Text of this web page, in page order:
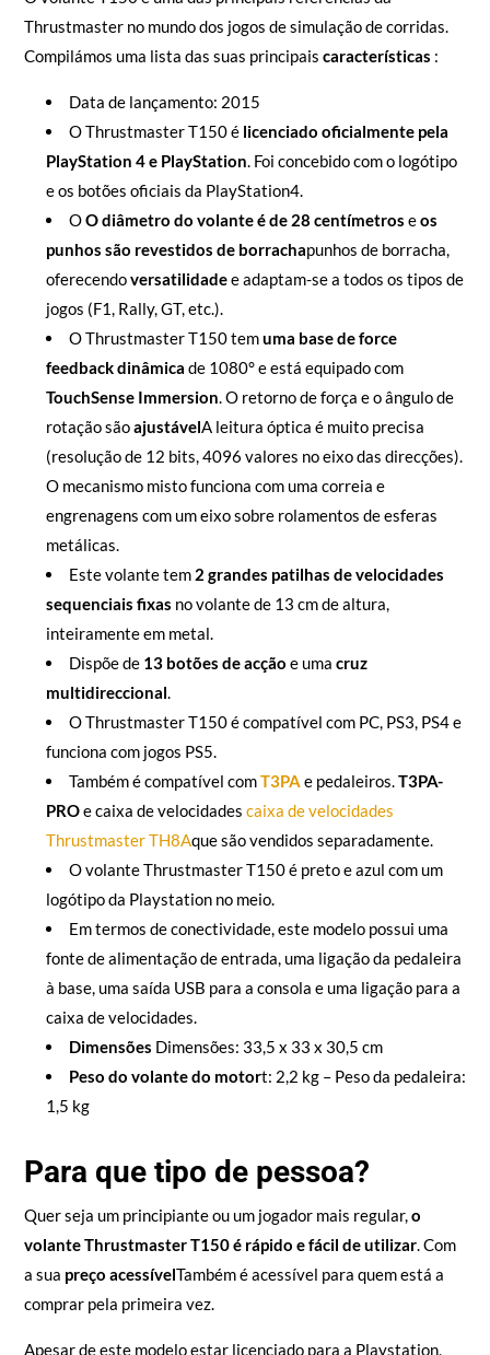
Thrustmaster no mundo dos jogos de simulação de corridas.
Compilámos uma lista das suas principais características :
Data de lançamento: 2015
O Thrustmaster T150 é licenciado oficialmente pela
PlayStation 4 e PlayStation. Foi concebido com o logótipo
e os botões oficiais da PlayStation4.
OO diâmetro do volante é de 28 centímetros eos
punhos são revestidos de borrachapunhos de borracha,
oferecendoversatilidadee adaptam-se a todos os tipos de
jogos (F1, Rally, GT, etc.).
O Thrustmaster T150 temuma base de force
feedback dinâmica de 1080° e está equipado com
TouchSense Immersion. O retorno de força e o ângulo de
rotação sãoajustávelA leitura óptica é muito precisa
(resolução de 12 bits, 4096 valores no eixo das direcções).
O mecanismo misto funciona com uma correia e
engrenagens com um eixo sobre rolamentos de esferas
metálicas.
Este volante tem 2 grandes patilhas de velocidades
sequenciais fixas no volante de 13 cm de altura,
inteiramente em metal.
Dispõe de 13 botões de acção e uma cruz
multidireccional.
O Thrustmaster T150 é compatível com PC, PS3, PS4 e
funciona com jogos PS5.
Também é compatível comT3PA e pedaleiros.T3PA-
PROe caixa de velocidades caixa de velocidades
Thrustmaster TH8Aque são vendidos separadamente.
O volante Thrustmaster T150 é preto e azul com um
logótipo da Playstation no meio.
Em termos de conectividade, este modelo possui uma
fonte de alimentação de entrada, uma ligação da pedaleira
à base, uma saída USB para a consola e uma ligação para a
caixa de velocidades.
Dimensões Dimensões: 33,5 x 33 x 30,5 cm
Peso do volante do motort: 2,2 kg – Peso da pedaleira:
1,5 kg
Para que tipo de pessoa?
Quer seja um principiante ou um jogador mais regular,o
volante Thrustmaster T150 é rápido e fácil de utilizar. Com
a sua preço acessívelTambém é acessível para quem está a
comprar pela primeira vez.
Apesar de este modelo estar licenciado para a Playstation,